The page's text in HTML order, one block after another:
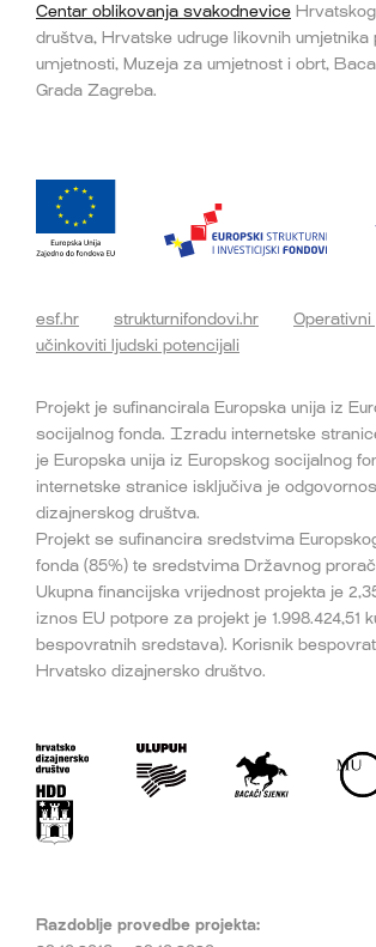
Centar oblikovanja svakodnevice
društva, Hrvatske udruge likovnih umjetnika
umjetnosti, Muzeja za umjetnost i obrt,
Grada Zagreba.
esf.hr strukturnifondovi.hr
učinkoviti ljudski potencijali
Projekt je sufinancirala Europska unija iz
socijalnog fonda. Izradu internetske
je Europska unija iz Europskog socijalnog
internetske stranice isključiva je
dizajnerskog društva.
Projekt se sufinancira sredstvima
fonda (85%) te sredstvima Državnog
Ukupna financijska vrijednost projekta je
iznos EU potpore za projekt je 1.998.424,51
bespovratnih sredstava). Korisnik
Hrvatsko dizajnersko društvo.
Razdoblje provedbe projekta: